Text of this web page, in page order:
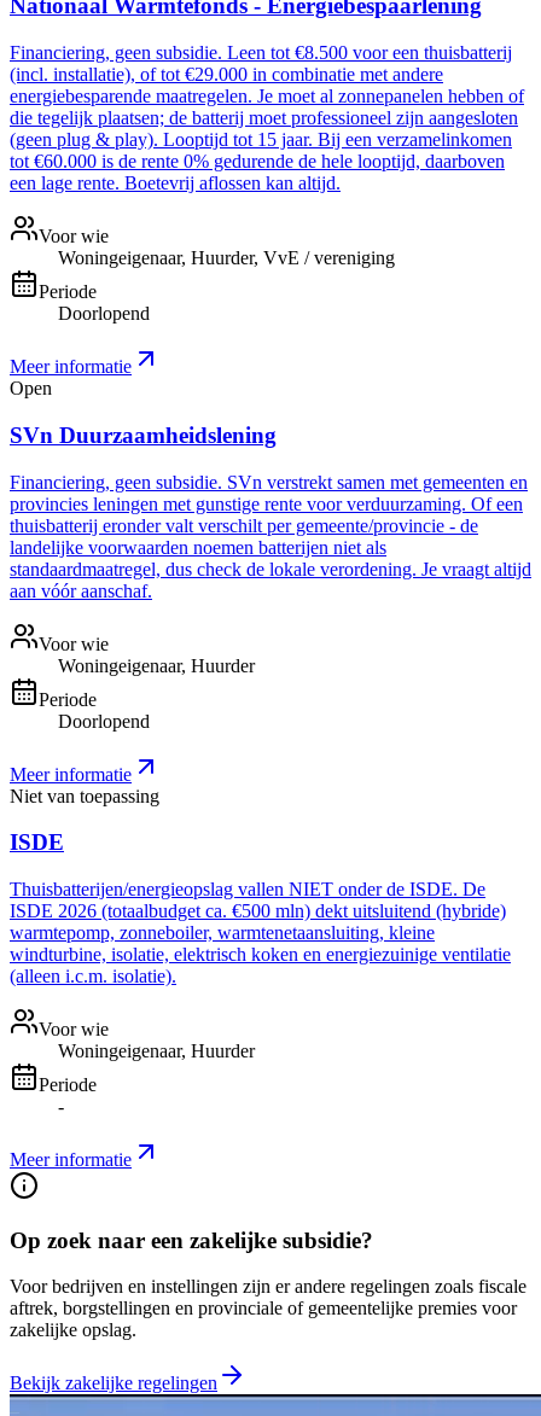
Nationaal Warmtefonds - Energiebespaarlening
Financiering, geen subsidie. Leen tot €8.500 voor een thuisbatterij
(incl. installatie), of tot €29.000 in combinatie met andere
energiebesparende maatregelen. Je moet al zonnepanelen hebben of
die tegelijk plaatsen; de batterij moet professioneel zijn aangesloten
(geen plug & play). Looptijd tot 15 jaar. Bij een verzamelinkomen
tot €60.000 is de rente 0% gedurende de hele looptijd, daarboven
een lage rente. Boetevrij aflossen kan altijd.
Voor wie
Woningeigenaar, Huurder, VvE / vereniging
Periode
Doorlopend
Meer informatie
Open
SVn Duurzaamheidslening
Financiering, geen subsidie. SVn verstrekt samen met gemeenten en
provincies leningen met gunstige rente voor verduurzaming. Of een
thuisbatterij eronder valt verschilt per gemeente/provincie - de
landelijke voorwaarden noemen batterijen niet als
standaardmaatregel, dus check de lokale verordening. Je vraagt altijd
aan vóór aanschaf.
Voor wie
Woningeigenaar, Huurder
Periode
Doorlopend
Meer informatie
Niet van toepassing
ISDE
Thuisbatterijen/energieopslag vallen NIET onder de ISDE. De
ISDE 2026 (totaalbudget ca. €500 mln) dekt uitsluitend (hybride)
warmtepomp, zonneboiler, warmtenetaansluiting, kleine
windturbine, isolatie, elektrisch koken en energiezuinige ventilatie
(alleen i.c.m. isolatie).
Voor wie
Woningeigenaar, Huurder
Periode
-
Meer informatie
Op zoek naar een zakelijke subsidie?
Voor bedrijven en instellingen zijn er andere regelingen zoals fiscale
aftrek, borgstellingen en provinciale of gemeentelijke premies voor
zakelijke opslag.
Bekijk zakelijke regelingen